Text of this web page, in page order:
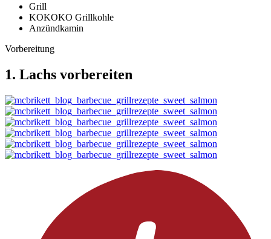
Grill
KOKOKO Grillkohle
Anzündkamin
Vorbereitung
1. Lachs vorbereiten